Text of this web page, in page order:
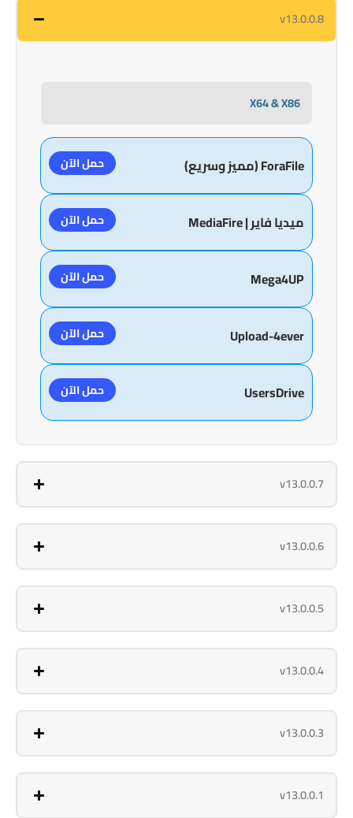
v13.0.0.8
X64 & X86
ForaFile (مميز وسريع) حمل الآن
ميديا فاير | MediaFire حمل الآن
Mega4UP حمل الآن
Upload-4ever حمل الآن
UsersDrive حمل الآن
v13.0.0.7
v13.0.0.6
v13.0.0.5
v13.0.0.4
v13.0.0.3
v13.0.0.1